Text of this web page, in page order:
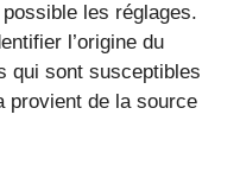
les réglages.
l’origine du
qui sont susceptibles
provient de la source